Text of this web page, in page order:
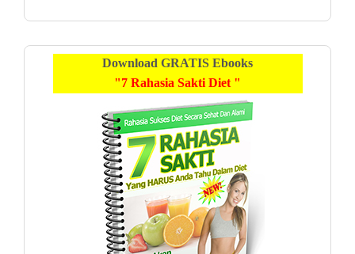
Download GRATIS Ebooks
"7 Rahasia Sakti Diet "